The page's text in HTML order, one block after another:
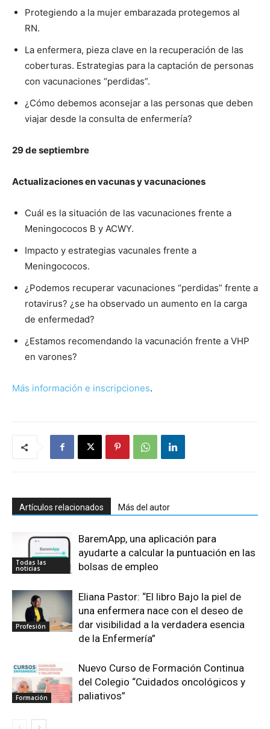
Protegiendo a la mujer embarazada protegemos al
RN.
La enfermera, pieza clave en la recuperación de las
coberturas. Estrategias para la captación de personas
con vacunaciones “perdidas”.
¿Cómo debemos aconsejar a las personas que deben
viajar desde la consulta de enfermería?
29 de septiembre
Actualizaciones en vacunas y vacunaciones
Cuál es la situación de las vacunaciones frente a
Meningococos B y ACWY.
Impacto y estrategias vacunales frente a
Meningococos.
¿Podemos recuperar vacunaciones “perdidas” frente a
rotavirus? ¿se ha observado un aumento en la carga
de enfermedad?
¿Estamos recomendando la vacunación frente a VHP
en varones?
Más información e inscripciones.
Artículos relacionados Más del autor
Todas las
noticias
BaremApp, una aplicación para
ayudarte a calcular la puntuación en las
bolsas de empleo
Profesión
Eliana Pastor: “El libro Bajo la piel de
una enfermera nace con el deseo de
dar visibilidad a la verdadera esencia
de la Enfermería”
Formación
Nuevo Curso de Formación Continua
del Colegio “Cuidados oncológicos y
paliativos”